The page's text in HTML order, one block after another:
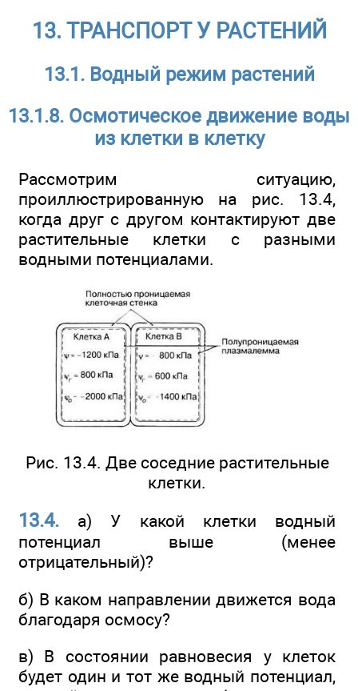
13. ТРАНСПОРТ У РАСТЕНИЙ
13.1. Водный режим растений
13.1.8. Осмотическое движение воды
из клетки в клетку
Рассмотрим ситуацию,
проиллюстрированную на рис. 13.4,
когда друг с другом контактируют две
растительные клетки с разными
водными потенциалами.
Рис. 13.4. Две соседние растительные
клетки.
13.4. а) У какой клетки водный
потенциал выше (менее
отрицательный)?
б) В каком направлении движется вода
благодаря осмосу?
в) В состоянии равновесия у клеток
будет один и тот же водный потенциал,